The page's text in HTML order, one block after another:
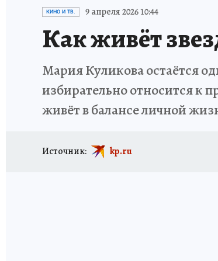
ИСПЫТАНО НА СЕБЕ
КИНО И ТВ. 9 апреля 2026 10:44
Как живёт
Мария Куликова остаётся
избирательно относится к
живёт в балансе личной
Источник: kp.ru